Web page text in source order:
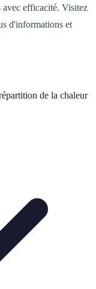
avec efficacité. Visitez
d'informations et
de la chaleur